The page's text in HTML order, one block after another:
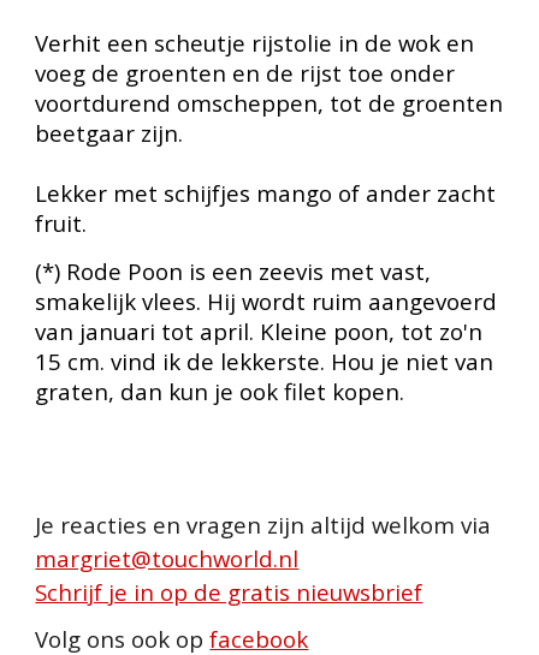
Verhit een scheutje rijstolie in de wok en
voeg de groenten en de rijst toe onder
voortdurend omscheppen, tot de groenten
beetgaar zijn.
Lekker met schijfjes mango of ander zacht
fruit.
(*) Rode Poon is een zeevis met vast,
smakelijk vlees. Hij wordt ruim aangevoerd
van januari tot april. Kleine poon, tot zo'n
15 cm. vind ik de lekkerste. Hou je niet van
graten, dan kun je ook filet kopen.
Je reacties en vragen zijn altijd welkom via
margriet@touchworld.nl
Schrijf je in op de gratis nieuwsbrief
Volg ons ook opfacebook